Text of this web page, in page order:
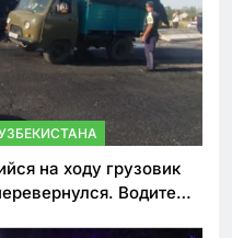
на ходу грузовик
Водитель